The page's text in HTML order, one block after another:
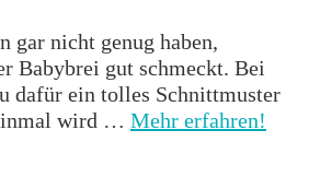
gar nicht genug haben,
Babybrei gut schmeckt. Bei
dafür ein tolles Schnittmuster
wird … Mehr erfahren!